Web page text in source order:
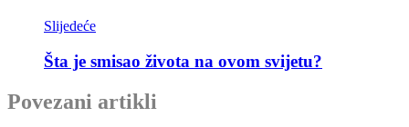
Slijedeće
Šta je smisao života na ovom svijetu?
Povezani artikli